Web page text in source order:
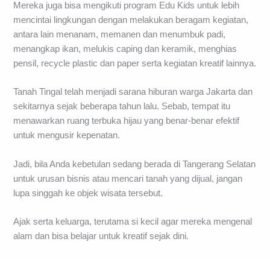
Mereka juga bisa mengikuti program Edu Kids untuk lebih
mencintai lingkungan dengan melakukan beragam kegiatan,
antara lain menanam, memanen dan menumbuk padi,
menangkap ikan, melukis caping dan keramik, menghias
pensil, recycle plastic dan paper serta kegiatan kreatif lainnya.
Tanah Tingal telah menjadi sarana hiburan warga Jakarta dan
sekitarnya sejak beberapa tahun lalu. Sebab, tempat itu
menawarkan ruang terbuka hijau yang benar-benar efektif
untuk mengusir kepenatan.
Jadi, bila Anda kebetulan sedang berada di Tangerang Selatan
untuk urusan bisnis atau mencari tanah yang dijual, jangan
lupa singgah ke objek wisata tersebut.
Ajak serta keluarga, terutama si kecil agar mereka mengenal
alam dan bisa belajar untuk kreatif sejak dini.